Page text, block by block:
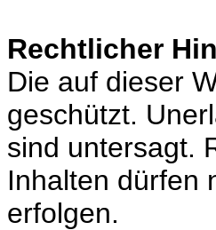
Rechtlicher
Die auf dieser
geschützt.
sind untersagt.
Inhalten dürfen
erfolgen.